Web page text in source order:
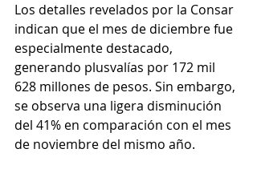
Los detalles revelados por la Consar
indican que el mes de diciembre fue
especialmente destacado,
generando plusvalías por 172 mil
628 millones de pesos. Sin embargo,
se observa una ligera disminución
del 41% en comparación con el mes
de noviembre del mismo año.